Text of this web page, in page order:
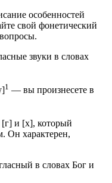
особенностей
свой фонетический
звуки в словах
1 — вы произнесете в
[г] и [х], который
Он характерен,
в словах Бог и